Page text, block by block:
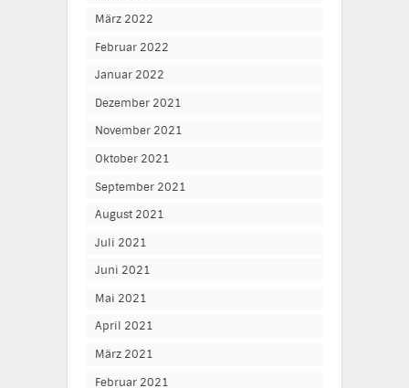
März 2022
Februar 2022
Januar 2022
Dezember 2021
November 2021
Oktober 2021
September 2021
August 2021
Juli 2021
Juni 2021
Mai 2021
April 2021
März 2021
Februar 2021